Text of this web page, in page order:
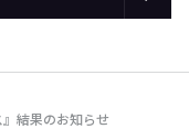
結果のお知らせ